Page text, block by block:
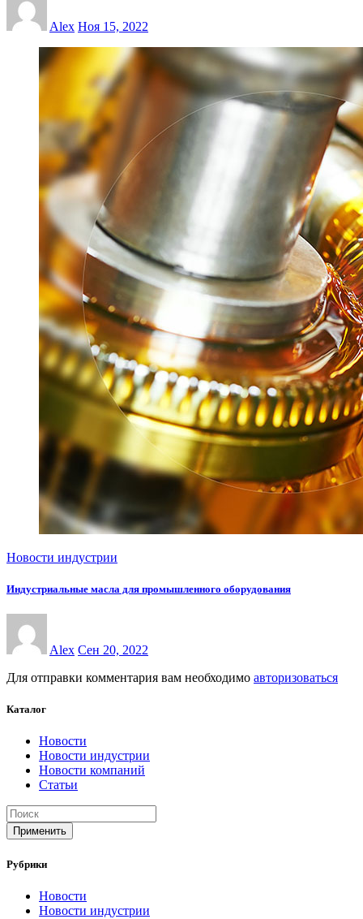
Alex Ноя 15, 2022
Новости индустрии
Индустриальные масла для промышленного оборудования
Alex Сен 20, 2022
Для отправки комментария вам необходимо авторизоваться
Каталог
Новости
Новости индустрии
Новости компаний
Статьи
Применить
Рубрики
Новости
Новости индустрии